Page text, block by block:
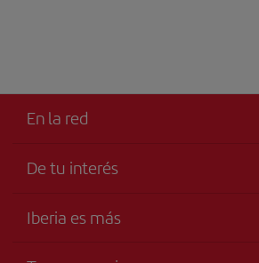
En la red
De tu interés
Accesibilidad
Iberia es más